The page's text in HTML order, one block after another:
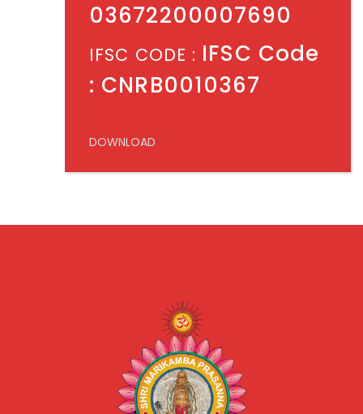
03672200007690
IFSC CODE : IFSC Code
: CNRB0010367
DOWNLOAD